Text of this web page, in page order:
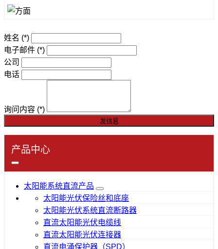
姓名 (*)
电子邮件 (*)
公司
电话
询问内容 (*)
发信息
产品中心
太阳能系统直流产品
太阳能光伏保险丝和底座
太阳能光伏系统直流断路器
直流太阳能光伏电缆线
直流太阳能光伏连接器
直流电涌保护器（SPD）